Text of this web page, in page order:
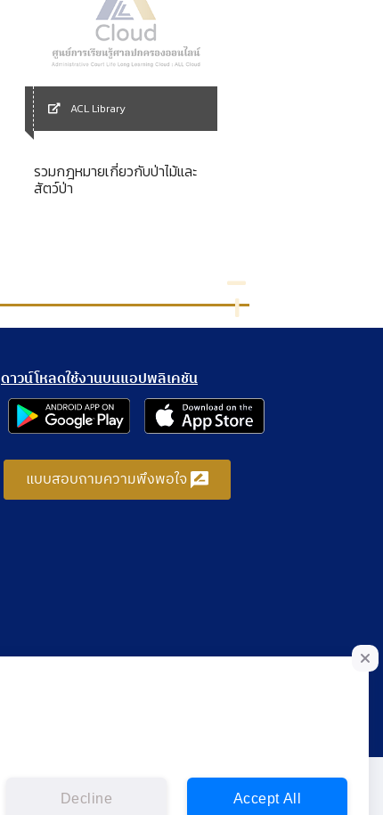
ACL Library
รวมกฎหมายเกี่ยวกับป่าไม้และ
สัตว์ป่า
ดาวน์โหลดใช้งานบนแอปพลิเคชัน
แบบสอบถามความพึงพอใจ
Decline Accept All